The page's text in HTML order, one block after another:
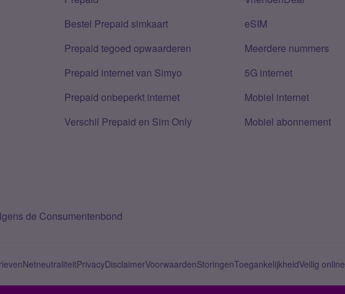
Bestel Prepaid simkaart
Prepaid tegoed opwaarderen
Prepaid internet van Simyo
Prepaid onbeperkt internet
Verschil Prepaid en Sim Only
eSIM
Meerdere nummers
5G internet
Mobiel internet
Mobiel abonnement
de Consumentenbond
NetneutraliteitPrivacyDisclaimerVoorwaardenStoringenToegankelijkheidVeilig online